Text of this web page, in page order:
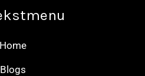
Home
Blogs